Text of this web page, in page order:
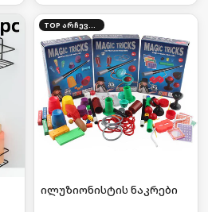
TOP არჩევანი
ილუზიონისტის ნაკრები